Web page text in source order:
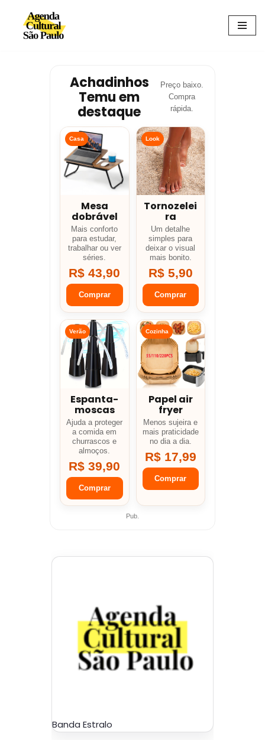
Avançar
Achadinhos
Temu em
destaque
Preço baixo.
Compra
rápida.
Casa
Mesa
dobrável
Mais conforto
para estudar,
trabalhar ou ver
séries.
R$ 43,90
Comprar
Look
Tornozelei
ra
Um detalhe
simples para
deixar o visual
mais bonito.
R$ 5,90
Comprar
Verão
Espanta-
moscas
Ajuda a proteger
a comida em
churrascos e
almoços.
R$ 39,90
Comprar
Cozinha
Papel air
fryer
Menos sujeira e
mais praticidade
no dia a dia.
R$ 17,99
Comprar
Pub.
Banda Estralo